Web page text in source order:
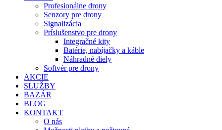
Profesionálne drony
Senzory pre drony
Signalizácia
Príslušenstvo pre drony
Integračné kity
Batérie, nabíjačky a káble
Náhradné diely
Softvér pre drony
AKCIE
SLUŽBY
BAZÁR
BLOG
KONTAKT
O nás